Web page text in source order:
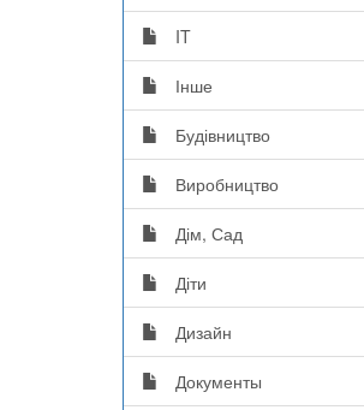
IT
Інше
Будівництво
Виробництво
Дім, Сад
Діти
Дизайн
Документы